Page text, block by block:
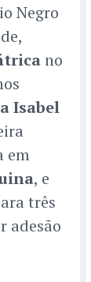
Negro
no
Isabel
em
, e
três
adesão